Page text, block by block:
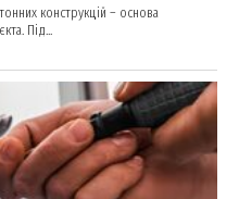
конструкцій – основа
Під...